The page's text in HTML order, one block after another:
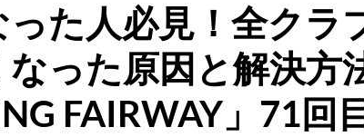
た人必見！全クラ
った原因と解決方
FAIRWAY」71回